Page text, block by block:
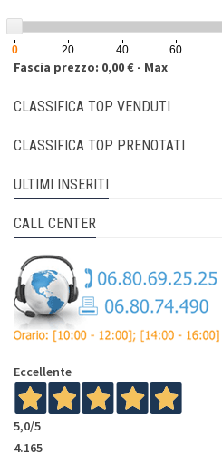
0 20 40 60
Fascia prezzo: 0,00 € - Max
CLASSIFICA TOP VENDUTI
CLASSIFICA TOP PRENOTATI
ULTIMI INSERITI
CALL CENTER
Eccellente
5,0/5
4.165